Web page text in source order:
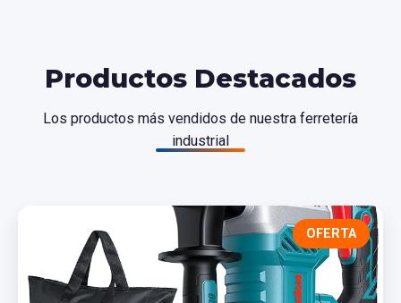
Productos Destacados
Los productos más vendidos de nuestra ferretería
industrial
OFERTA